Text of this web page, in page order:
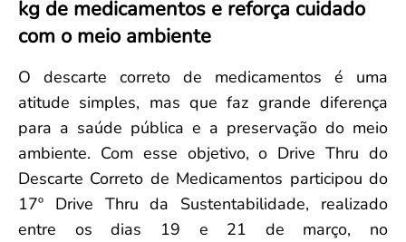
Convenção Coletiva 2025/2026 – Piso salarial Farmácias e Drogaria
Consulta de Farmacêuticos e Estabelecimentos Inscritos no CRF/MS
Saúde Pública e Indígena
Calendário Eleitoral
Candidatos
Votação
Dúvidas Frequentes
Eleições Anteriores
kg de medicamentos e reforça cuidado
com o meio ambiente
O descarte correto de medicamentos é uma
atitude simples, mas que faz grande diferença
para a saúde pública e a preservação do meio
ambiente. Com esse objetivo, o Drive Thru do
Descarte Correto de Medicamentos participou do
17º Drive Thru da Sustentabilidade, realizado
entre os dias 19 e 21 de março, no